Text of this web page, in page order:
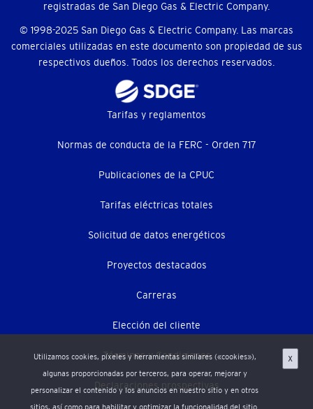
registradas de San Diego Gas & Electric Company.
© 1998-2025 San Diego Gas & Electric Company. Las marcas
comerciales utilizadas en este documento son propiedad de sus
respectivos dueños. Todos los derechos reservados.
Utilizamos cookies, píxeles y herramientas similares («cookies»),
algunas proporcionadas por terceros, para operar, mejorar y
personalizar el contenido y los anuncios en nuestro sitio y en otros
sitios, así como para habilitar y optimizar la funcionalidad del sitio.
X
menu
secundario)
Tarifas y reglamentos
Normas de conducta de la FERC - Orden 717
Publicaciones de la CPUC
Tarifas eléctricas totales
Solicitud de datos energéticos
Proyectos destacados
Carreras
Elección del cliente
Términos y Condiciones
Declaraciones prospectivas